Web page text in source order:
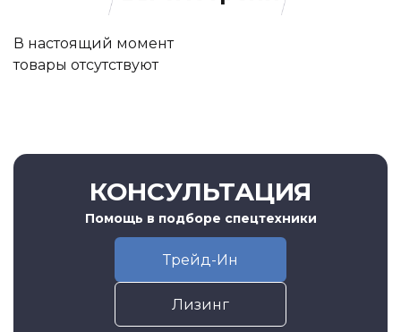
В настоящий момент
товары отсутствуют
КОНСУЛЬТАЦИЯ
Помощь в подборе спецтехники
Трейд-Ин
Лизинг